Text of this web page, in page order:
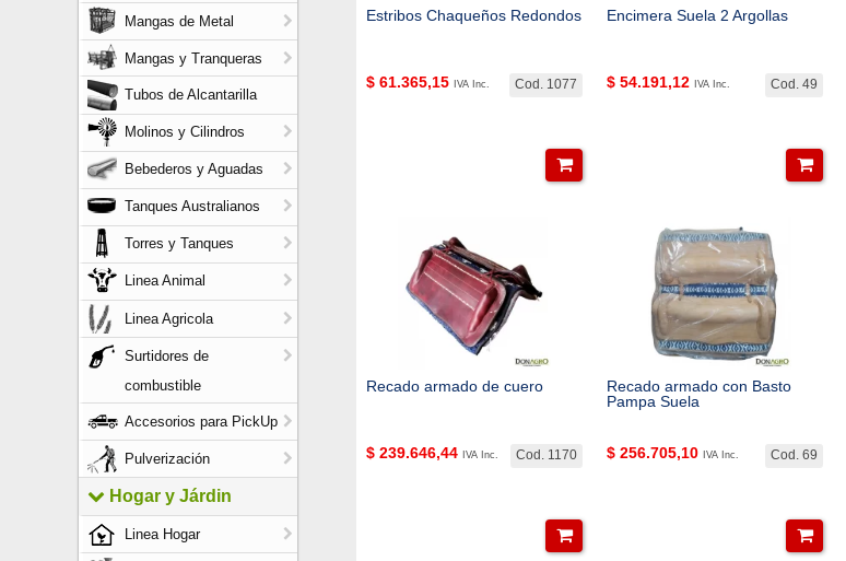
Mangas de Metal
Mangas y Tranqueras
Tubos de Alcantarilla
Molinos y Cilindros
Bebederos y Aguadas
Tanques Australianos
Torres y Tanques
Linea Animal
Linea Agricola
Surtidores de
combustible
Accesorios para PickUp
Pulverización
Hogar y Járdin
Linea Hogar
Estribos Chaqueños Redondos
Cod. 1077
$ 61.365,15 IVA Inc.
Encimera Suela 2 Argollas
Cod. 49
$ 54.191,12 IVA Inc.
Recado armado de cuero
Cod. 1170
$ 239.646,44 IVA Inc.
Recado armado con Basto
Pampa Suela
Cod. 69
$ 256.705,10 IVA Inc.